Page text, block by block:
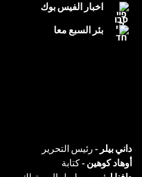
اخبار الفيس بوك
بئر السبع معا
داني بيلر -رئيس التحرير
أوهاد كوهين -كتابة